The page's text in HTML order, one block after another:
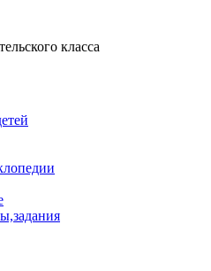
класса